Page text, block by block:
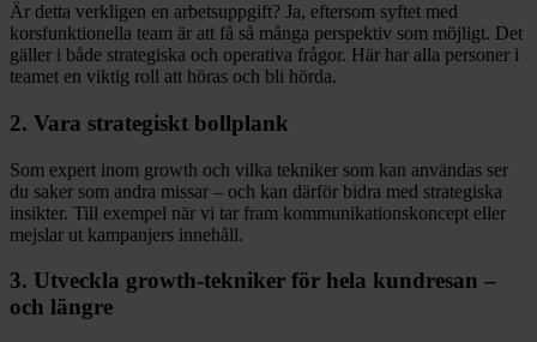
Är detta verkligen en arbetsuppgift? Ja, eftersom syftet med
korsfunktionella team är att få så många perspektiv som möjligt. Det
gäller i både strategiska och operativa frågor. Här har alla personer i
teamet en viktig roll att höras och bli hörda.
2. Vara strategiskt bollplank
Som expert inom growth och vilka tekniker som kan användas ser
du saker som andra missar – och kan därför bidra med strategiska
insikter. Till exempel när vi tar fram kommunikationskoncept eller
mejslar ut kampanjers innehåll.
3. Utveckla growth-tekniker för hela kundresan –
och längre